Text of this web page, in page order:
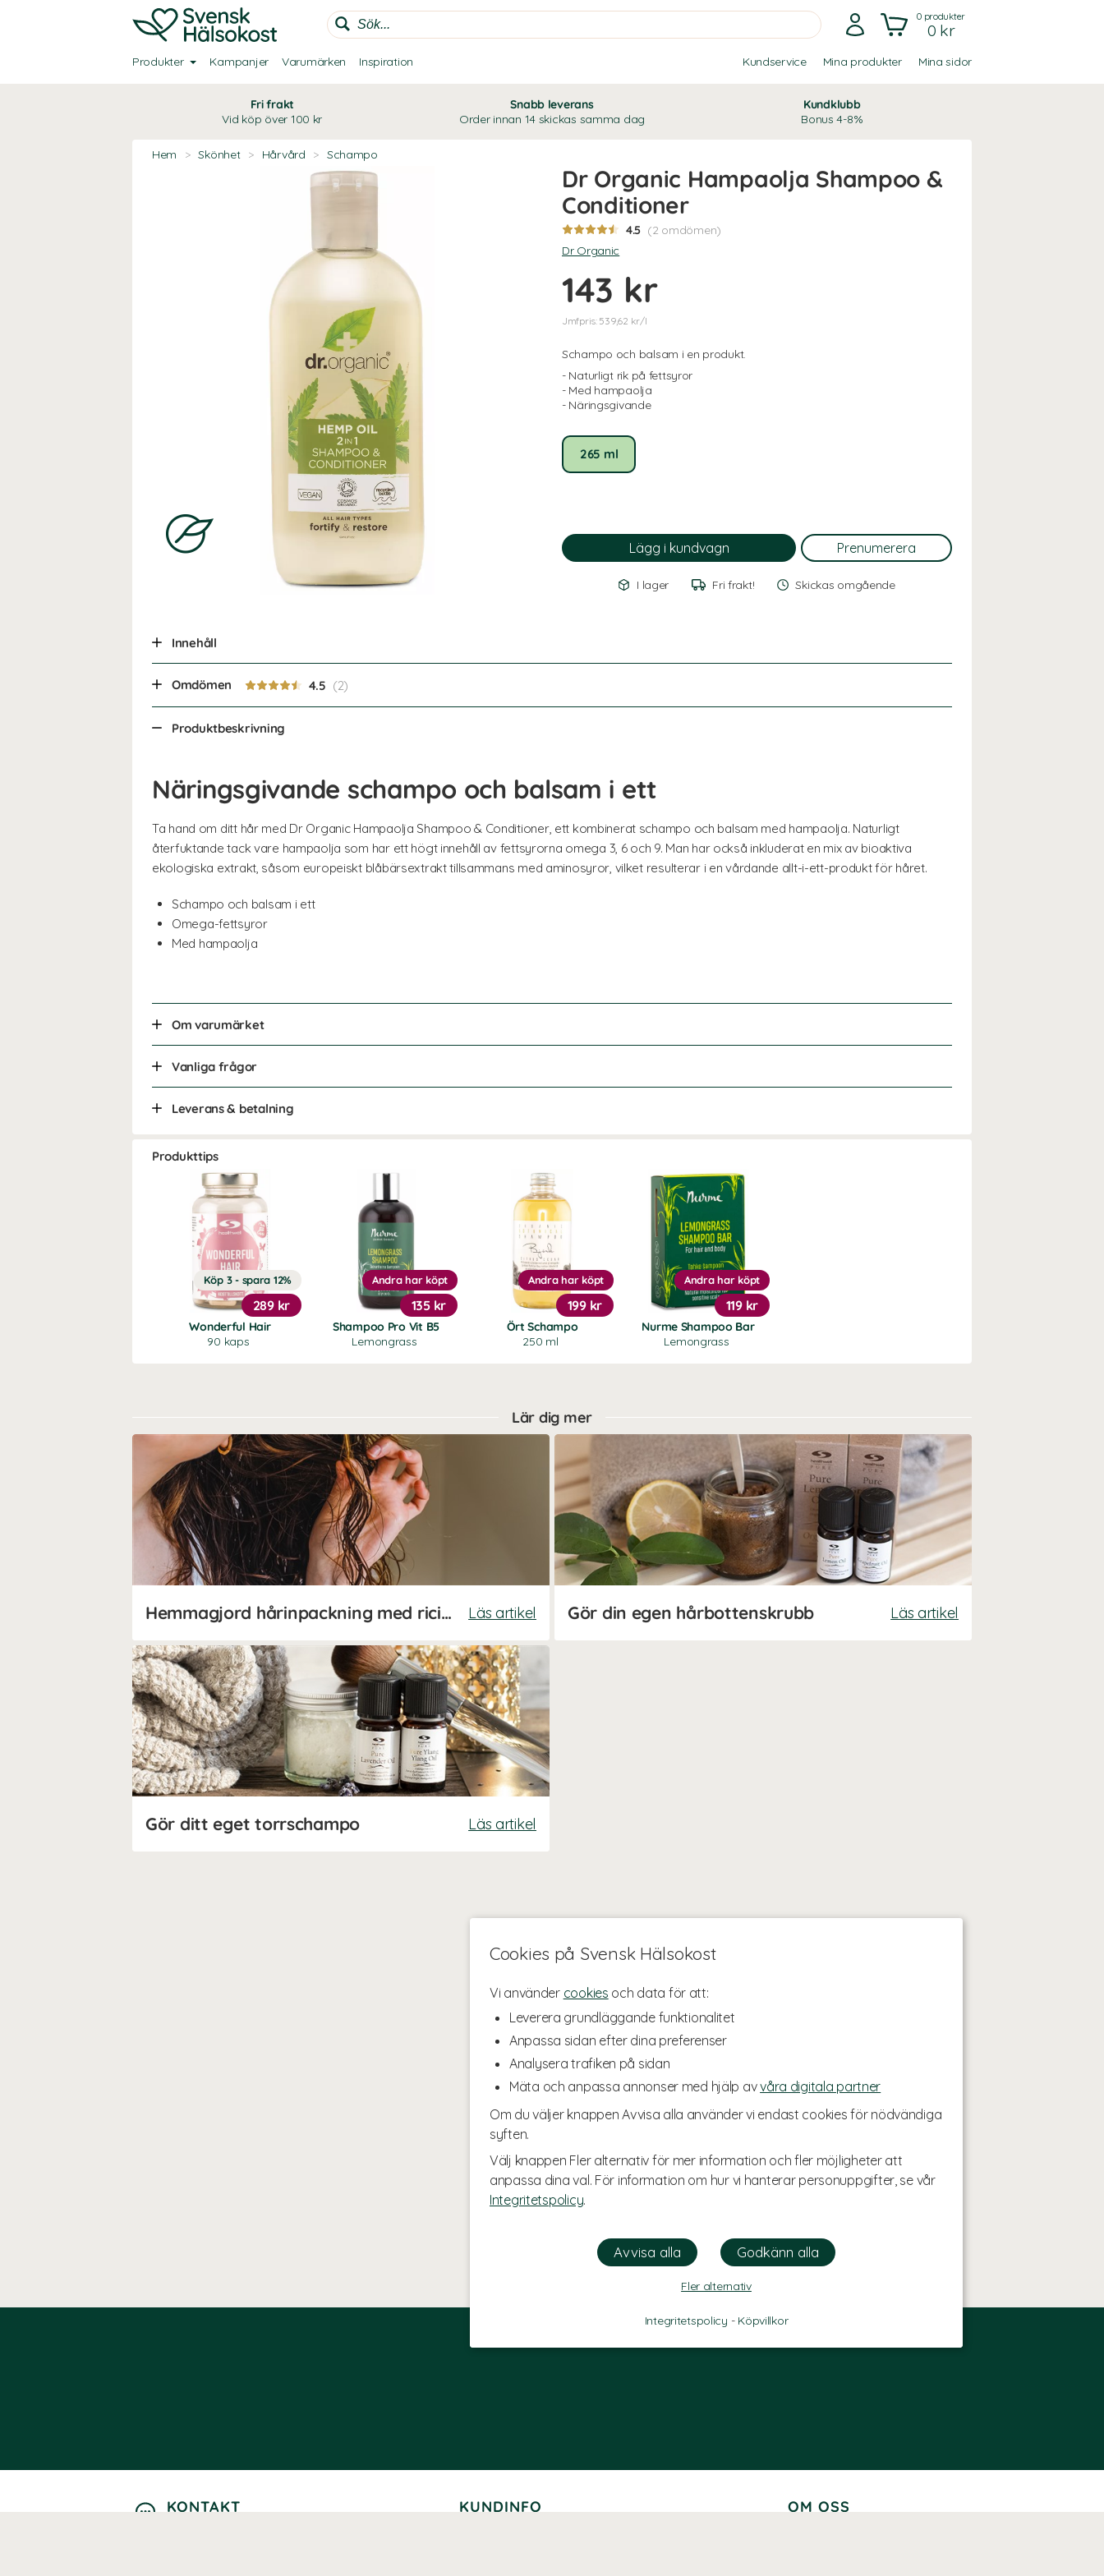
Cookies på Svensk Hälsokost
Vi använder cookies och data för att:
Leverera grundläggande funktionalitet
Anpassa sidan efter dina preferenser
Analysera trafiken på sidan
Mäta och anpassa annonser med hjälp avvåra digitala partner
Om du väljer knappen Avvisa alla använder vi endast cookies för nödvändiga
syften.
Välj knappen Fler alternativ för mer information och fler möjligheter att
anpassa dina val. För information om hur vi hanterar personuppgifter, se vår
Integritetspolicy.
Fler alternativ
Integritetspolicy - Köpvillkor
0produkter
0 kr
Produkter Kampanjer Varumärken Inspiration Kundservice Mina produkter Mina sidor
Fri frakt
Vid köp över 100 kr
Snabb leverans
Order innan 14 skickas samma dag
Kundklubb
Bonus 4-8%
Hem > Skönhet > Hårvård > Schampo
Dr Organic Hampaolja Shampoo &
Conditioner
4.5 (2 omdömen)
Dr Organic
143 kr
Jmfpris: 539,62 kr/l
Schampo och balsam i en produkt.
- Naturligt rik på fettsyror
- Med hampaolja
- Näringsgivande
265 ml
I lager Fri frakt! Skickas omgående
Innehåll
Omdömen 4.5
Produktbeskrivning
Näringsgivande schampo och balsam i ett
Ta hand om ditt hår med Dr Organic Hampaolja Shampoo & Conditioner, ett kombinerat schampo och balsam med hampaolja. Naturligt
återfuktande tack vare hampaolja som har ett högt innehåll av fettsyrorna omega 3, 6 och 9. Man har också inkluderat en mix av bioaktiva
ekologiska extrakt, såsom europeiskt blåbärsextrakt tillsammans med aminosyror, vilket resulterar i en vårdande allt-i-ett-produkt för håret.
Schampo och balsam i ett
Omega-fettsyror
Med hampaolja
Om varumärket
Vanliga frågor
Leverans & betalning
Produkttips
Wonderful Hair
90 kaps
Köp 3 - spara 12%
289 kr
Shampoo Pro Vit B5
Lemongrass
Andra har köpt
135 kr
Ört Schampo
250 ml
Andra har köpt
199 kr
Nurme Shampoo Bar
Lemongrass
Andra har köpt
119 kr
Lär dig mer
Hemmagjord hårinpackning med ricinolja Läs artikel Gör din egen hårbottenskrubb Läs artikel
Gör ditt eget torrschampo Läs artikel
KONTAKT KUNDINFO OM OSS